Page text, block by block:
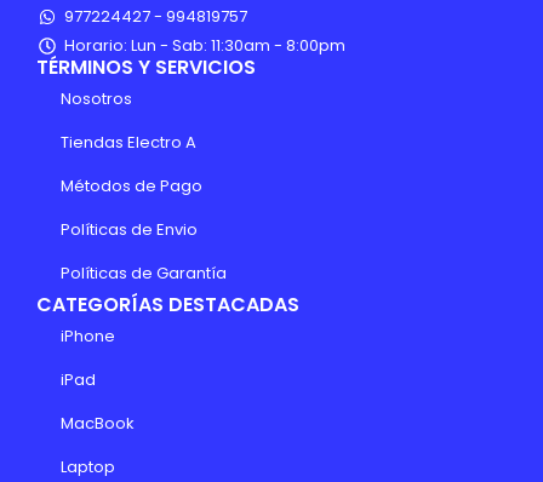
977224427 - 994819757
Horario: Lun - Sab: 11:30am - 8:00pm
TÉRMINOS Y SERVICIOS
Nosotros
Tiendas Electro A
Métodos de Pago
Políticas de Envio
Políticas de Garantía
CATEGORÍAS DESTACADAS
iPhone
iPad
MacBook
Laptop